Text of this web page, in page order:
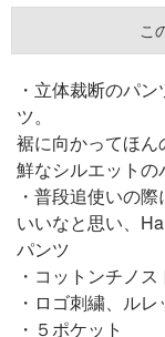
こ
・立体裁断のパ
ツ。
裾に向かってほ
鮮なシルエットの
・普段追使いの
いいなと思い、
パンツ
・コットンチノス
・ロゴ刺繍、ルレ
・５ポケット